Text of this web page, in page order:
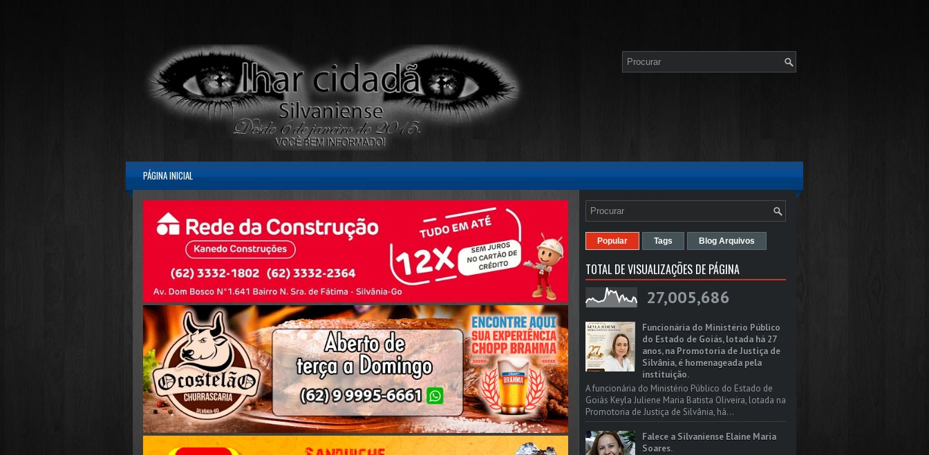
PÁGINA INICIAL
Popular Tags Blog Arquivos
TOTAL DE VISUALIZAÇÕES DE PÁGINA
27,005,686
Funcionária do Ministério Público
do Estado de Goiás, lotada há 27
anos, na Promotoria de Justiça de
Silvânia, é homenageada pela
instituição.
A funcionária do Ministério Público do Estado de
Goiás Keyla Juliene Maria Batista Oliveira, lotada na
Promotoria de Justiça de Silvânia, há...
Falece a Silvaniense Elaine Maria
Soares.